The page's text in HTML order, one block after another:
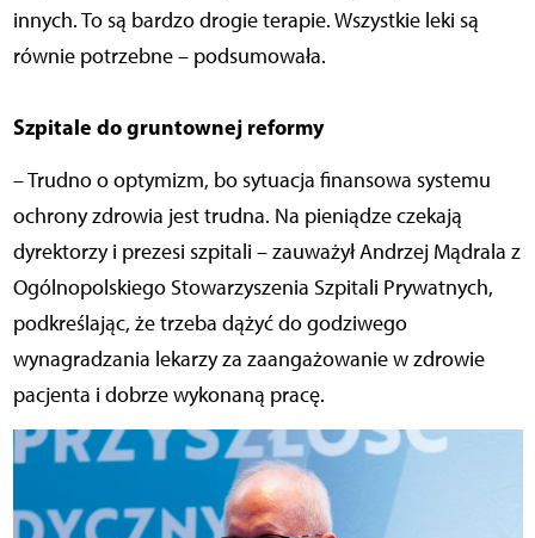
innych. To są bardzo drogie terapie. Wszystkie leki są
równie potrzebne – podsumowała.
Szpitale do gruntownej reformy
– Trudno o optymizm, bo sytuacja finansowa systemu
ochrony zdrowia jest trudna. Na pieniądze czekają
dyrektorzy i prezesi szpitali – zauważył Andrzej Mądrala z
Ogólnopolskiego Stowarzyszenia Szpitali Prywatnych,
podkreślając, że trzeba dążyć do godziwego
wynagradzania lekarzy za zaangażowanie w zdrowie
pacjenta i dobrze wykonaną pracę.